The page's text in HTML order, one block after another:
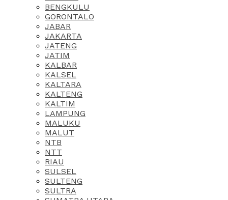
BENGKULU
GORONTALO
JABAR
JAKARTA
JATENG
JATIM
KALBAR
KALSEL
KALTARA
KALTENG
KALTIM
LAMPUNG
MALUKU
MALUT
NTB
NTT
RIAU
SULSEL
SULTENG
SULTRA